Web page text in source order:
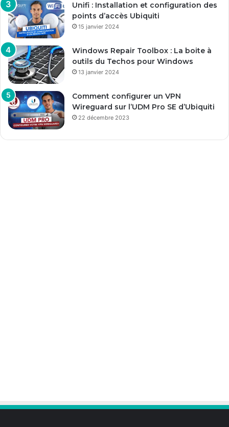
Unifi : Installation et configuration des
points d’accès Ubiquiti
15 janvier 2024
Windows Repair Toolbox : La boite à
outils du Techos pour Windows
13 janvier 2024
Comment configurer un VPN
Wireguard sur l’UDM Pro SE d’Ubiquiti
22 décembre 2023